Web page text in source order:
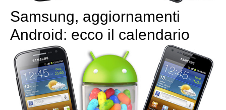
Samsung, aggiornamenti
Android: ecco il calendario